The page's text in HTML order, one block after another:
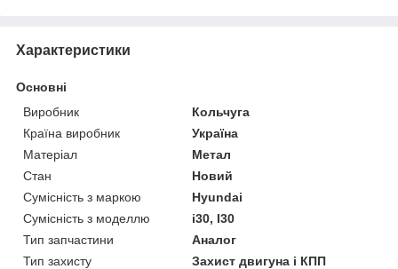
Характеристики
Основні
Виробник
Кольчуга
Країна виробник
Україна
Матеріал
Метал
Стан
Новий
Сумісність з маркою
Hyundai
Сумісність з моделлю
i30, I30
Тип запчастини
Аналог
Тип захисту
Захист двигуна і КПП